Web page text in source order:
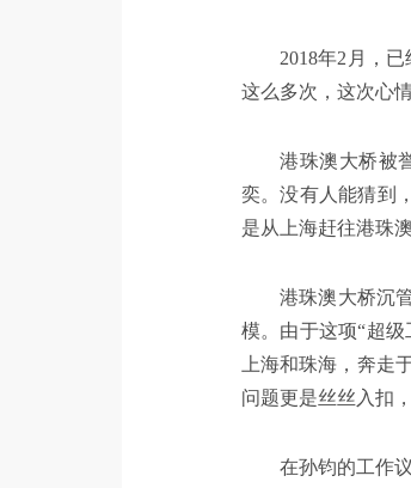
2018年2月，
这么多次，这次心
港珠澳大桥被
奕。没有人能猜到
是从上海赶往港珠澳
港珠澳大桥沉
模。由于这项“超
上海和珠海，奔走
问题更是丝丝入扣
在孙钧的工作